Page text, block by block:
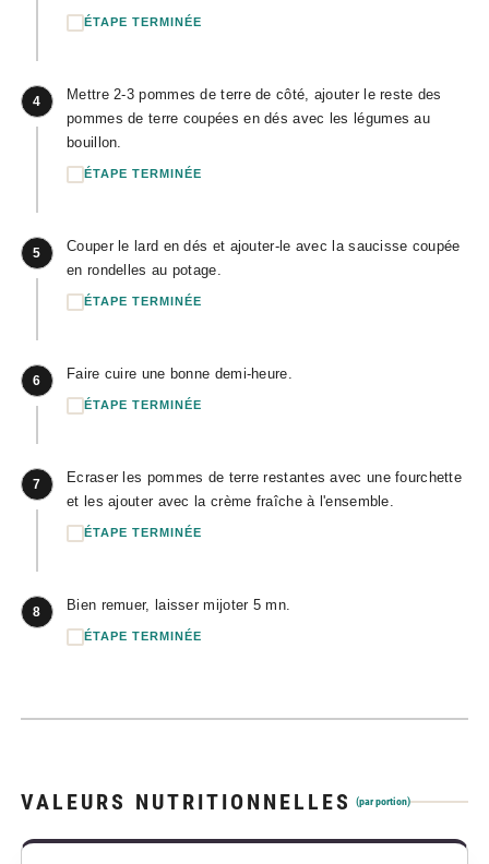
ÉTAPE TERMINÉE
4
Mettre 2-3 pommes de terre de côté, ajouter le reste des
pommes de terre coupées en dés avec les légumes au
bouillon.
ÉTAPE TERMINÉE
5
Couper le lard en dés et ajouter-le avec la saucisse coupée
en rondelles au potage.
ÉTAPE TERMINÉE
6 Faire cuire une bonne demi-heure.
ÉTAPE TERMINÉE
7
Ecraser les pommes de terre restantes avec une fourchette
et les ajouter avec la crème fraîche à l'ensemble.
ÉTAPE TERMINÉE
8 Bien remuer, laisser mijoter 5 mn.
ÉTAPE TERMINÉE
VALEURS NUTRITIONNELLES (par portion)